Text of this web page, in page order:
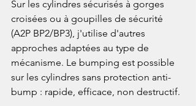
Sur les cylindres sécurisés à gorges
croisées ou à goupilles de sécurité
(A2P BP2/BP3), j'utilise d'autres
approches adaptées au type de
mécanisme. Le bumping est possible
sur les cylindres sans protection anti-
bump : rapide, efficace, non destructif.